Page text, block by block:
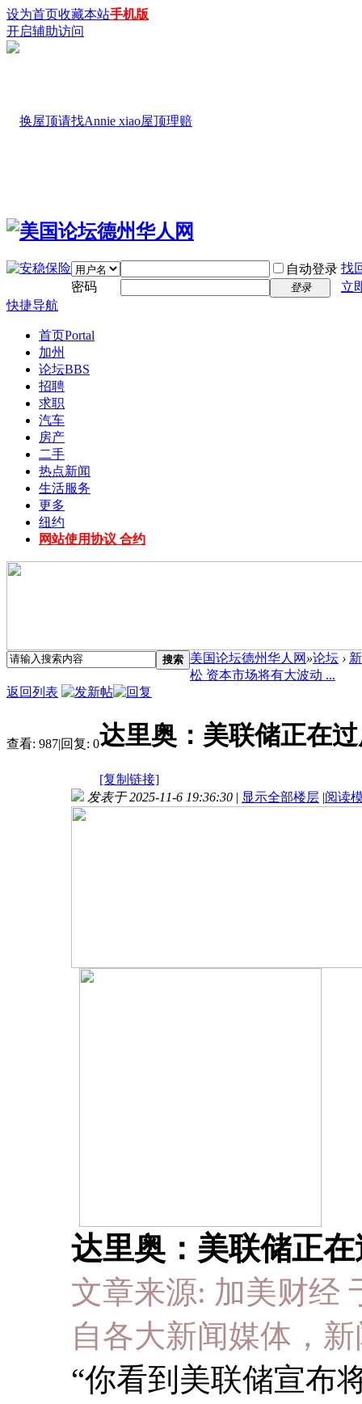
设为首页收藏本站手机版
开启辅助访问
自动登录 找
密码
登录
立
快捷导航
首页Portal
加州
论坛BBS
招聘
求职
汽车
房产
二手
热点新闻
生活服务
更多
纽约
网站使用协议 合约
搜索 美国论坛德州华人网 »论坛 ›
松 资本市场将有大波动 ...
返回列表
查看: 987|回复: 0达里奥：美联储正在
[复制链接]
发表于 2025-11-6 19:36:30 | 显示全部楼层 |阅读
达里奥：美联储正
文章来源: 加美财经
自各大新闻媒体，
“你看到美联储宣布